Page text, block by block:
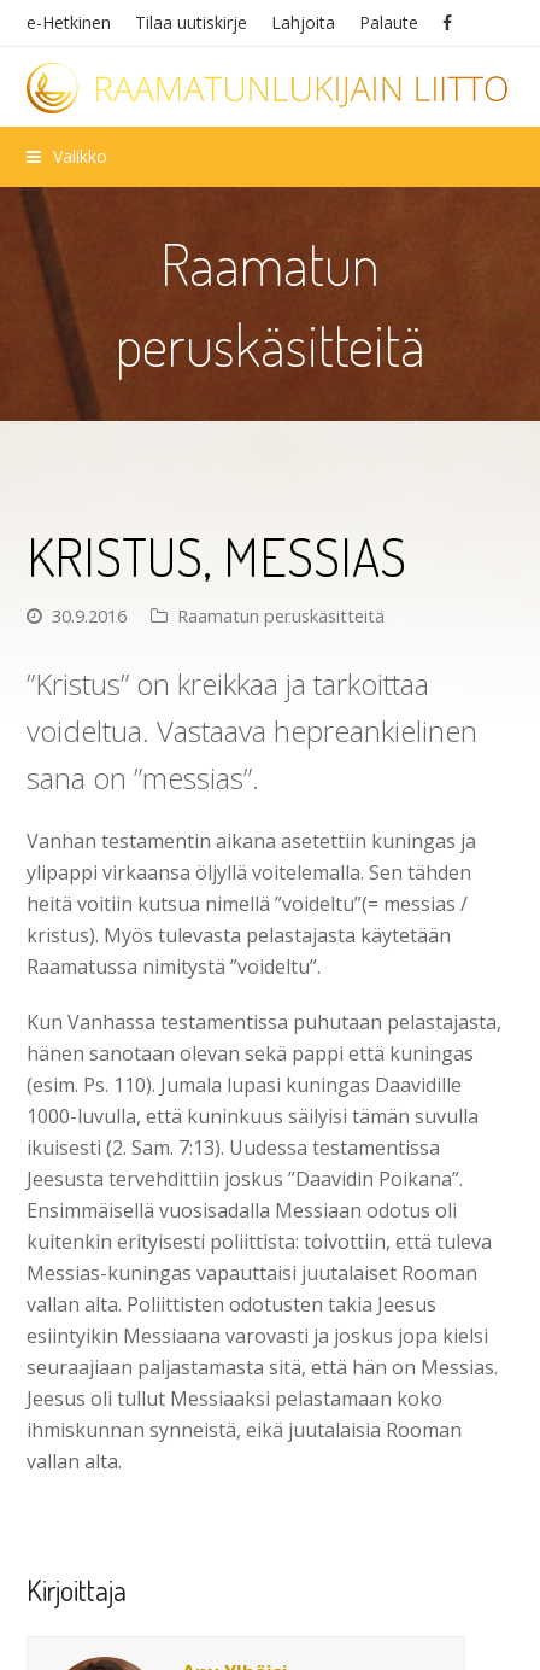
e-Hetkinen Tilaa uutiskirje Lahjoita Palaute
Valikko
Raamatun
peruskäsitteitä
KRISTUS, MESSIAS
30.9.2016 Raamatun peruskäsitteitä
”Kristus” on kreikkaa ja tarkoittaa
voideltua. Vastaava hepreankielinen
sana on ”messias”.
Vanhan testamentin aikana asetettiin kuningas ja
ylipappi virkaansa öljyllä voitelemalla. Sen tähden
heitä voitiin kutsua nimellä ”voideltu”(= messias /
kristus). Myös tulevasta pelastajasta käytetään
Raamatussa nimitystä ”voideltu”.
Kun Vanhassa testamentissa puhutaan pelastajasta,
hänen sanotaan olevan sekä pappi että kuningas
(esim. Ps. 110). Jumala lupasi kuningas Daavidille
1000-luvulla, että kuninkuus säilyisi tämän suvulla
ikuisesti (2. Sam. 7:13). Uudessa testamentissa
Jeesusta tervehdittiin joskus ”Daavidin Poikana”.
Ensimmäisellä vuosisadalla Messiaan odotus oli
kuitenkin erityisesti poliittista: toivottiin, että tuleva
Messias-kuningas vapauttaisi juutalaiset Rooman
vallan alta. Poliittisten odotusten takia Jeesus
esiintyikin Messiaana varovasti ja joskus jopa kielsi
seuraajiaan paljastamasta sitä, että hän on Messias.
Jeesus oli tullut Messiaaksi pelastamaan koko
ihmiskunnan synneistä, eikä juutalaisia Rooman
vallan alta.
Kirjoittaja